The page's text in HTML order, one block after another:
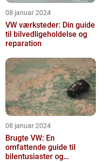
08 januar 2024
VW værksteder: Din guide
til bilvedligeholdelse og
reparation
08 januar 2024
Brugte VW: En
omfattende guide til
bilentusiaster og